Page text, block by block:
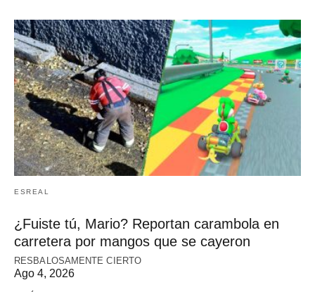
ESREAL
¿Fuiste tú, Mario? Reportan carambola en
carretera por mangos que se cayeron
RESBALOSAMENTE CIERTO
Ago 4, 2026